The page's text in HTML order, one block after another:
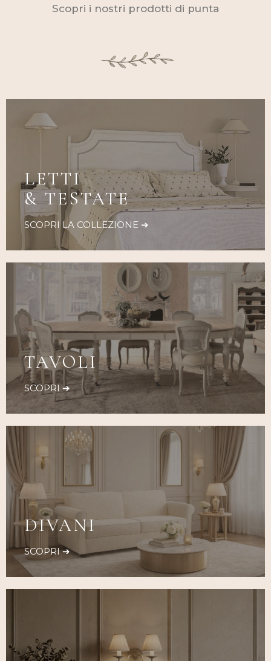
Scopri i nostri prodotti di punta
LETTI
& TESTATE
SCOPRI LA COLLEZIONE ➔
TAVOLI
SCOPRI ➔
DIVANI
SCOPRI ➔